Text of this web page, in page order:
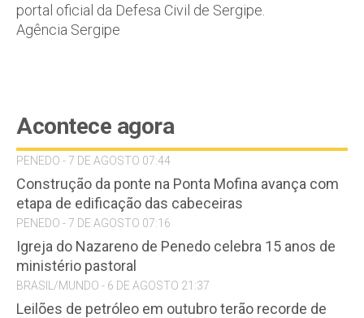
portal oficial da Defesa Civil de Sergipe.
Agência Sergipe
Acontece agora
PENEDO - 7 DE AGOSTO 07:44
Construção da ponte na Ponta Mofina avança com
etapa de edificação das cabeceiras
PENEDO - 7 DE AGOSTO 07:16
Igreja do Nazareno de Penedo celebra 15 anos de
ministério pastoral
BRASIL/MUNDO - 6 DE AGOSTO 21:37
Leilões de petróleo em outubro terão recorde de